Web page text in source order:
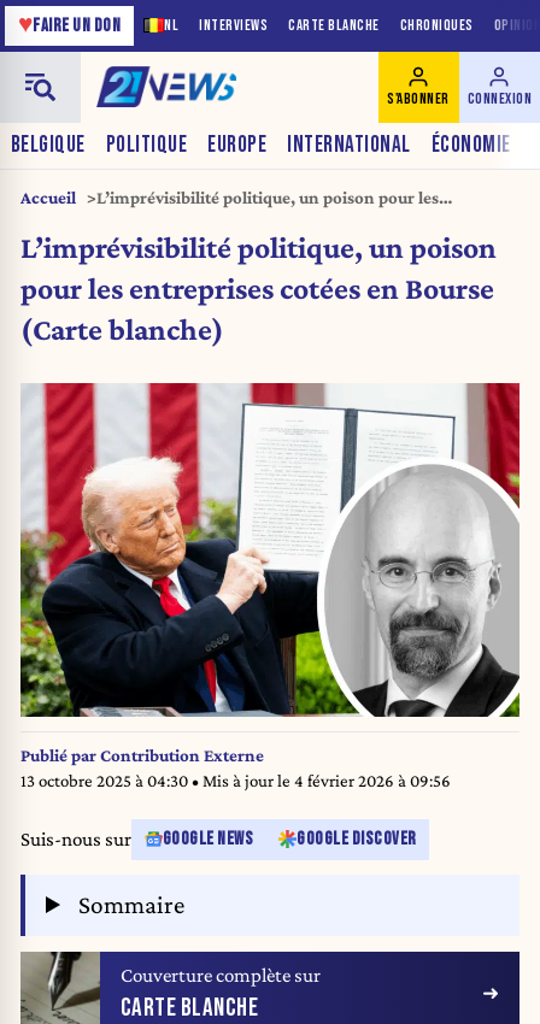
NL INTERVIEWS CARTE BLANCHE CHRONIQUES
♥FAIRE UN DON
BELGIQUE POLITIQUE EUROPE INTERNATIONAL ÉCONOMIE
S'ABONNER CONNEXION
Accueil
L’imprévisibilité politique, un poison pour les
L’imprévisibilité politique, un poison
pour les entreprises cotées en Bourse
(Carte blanche)
Publié parContribution Externe
13 octobre 2025 à 04:30• Mis à jour le 4 février 2026 à 09:56
Suis-nous sur GOOGLE NEWS GOOGLE DISCOVER
Sommaire
Couverture complète sur
CARTE BLANCHE